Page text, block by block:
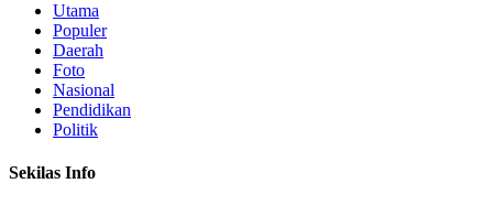
Utama
Populer
Daerah
Foto
Nasional
Pendidikan
Politik
Sekilas Info